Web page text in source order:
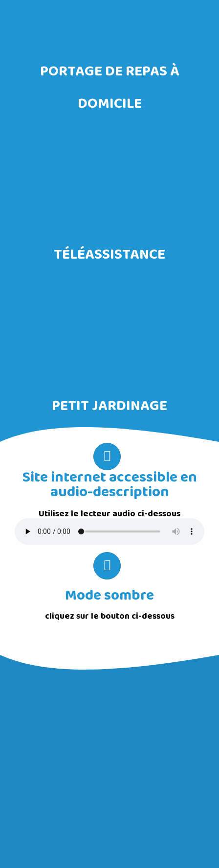
PORTAGE DE REPAS À
DOMICILE
TÉLÉASSISTANCE
PETIT JARDINAGE
Site internet accessible en
audio-description
Utilisez le lecteur audio ci-dessous
Mode sombre
cliquez sur le bouton ci-dessous